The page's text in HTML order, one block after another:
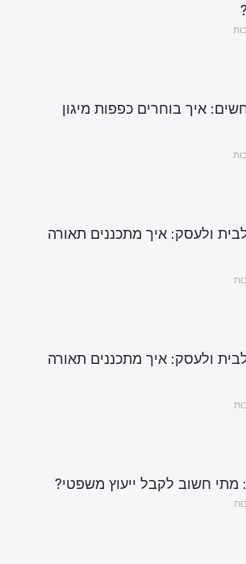
איך בוחרים כפפות מיגון
ולעסק: איך מתכננים תאורה
ולעסק: איך מתכננים תאורה
מתי חשוב לקבל ייעוץ משפטי?